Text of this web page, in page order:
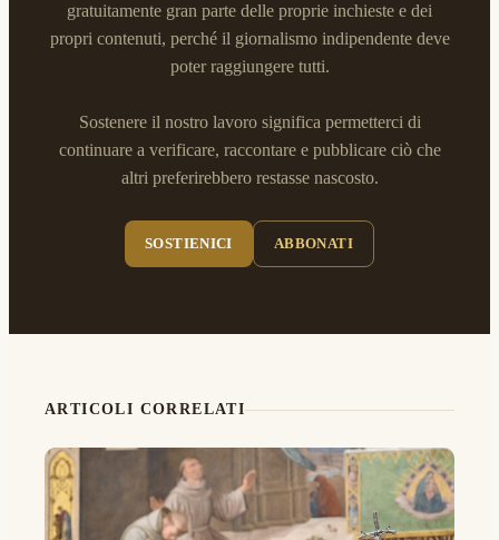
gratuitamente gran parte delle proprie inchieste e dei
propri contenuti, perché il giornalismo indipendente deve
poter raggiungere tutti.
Sostenere il nostro lavoro significa permetterci di
continuare a verificare, raccontare e pubblicare ciò che
altri preferirebbero restasse nascosto.
SOSTIENICI ABBONATI
ARTICOLI CORRELATI